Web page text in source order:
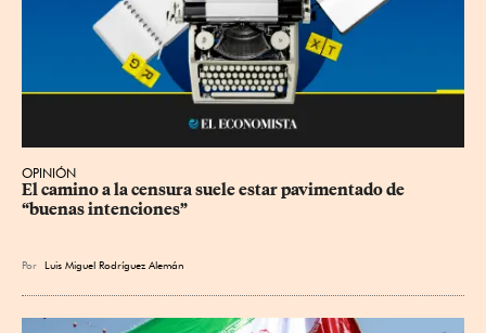
OPINIÓN
El camino a la censura suele estar pavimentado de
“buenas intenciones”
Por Luis Miguel Rodríguez Alemán